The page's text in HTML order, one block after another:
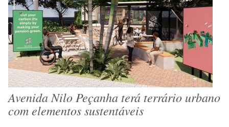
Avenida Nilo Peçanha terá terrário urbano
com elementos sustentáveis